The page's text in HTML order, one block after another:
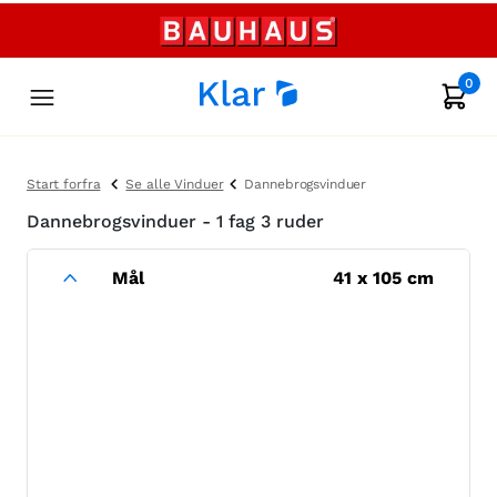
0
Start forfra Se alle Vinduer Dannebrogsvinduer
Dannebrogsvinduer - 1 fag 3 ruder
Mål 41 x 105 cm